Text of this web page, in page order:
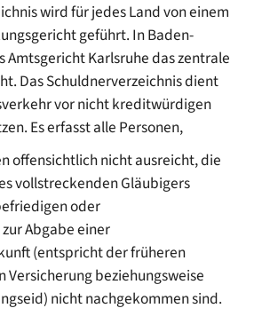
wird für jedes Land von einem
geführt. In Baden-
Amtsgericht Karlsruhe das zentrale
Das Schuldnerverzeichnis dient
vor nicht kreditwürdigen
Es erfasst alle Personen,
offensichtlich nicht ausreicht, die
vollstreckenden Gläubigers
oder
Abgabe einer
(entspricht der früheren
beziehungsweise
nicht nachgekommen sind.